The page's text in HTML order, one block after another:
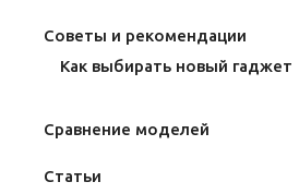
Советы и рекомендации
Как выбирать новый гаджет
Сравнение моделей
Статьи